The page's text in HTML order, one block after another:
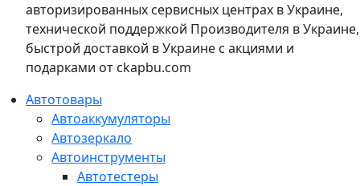
авторизированных сервисных центрах в Украине,
технической поддержкой Производителя в Украине,
быстрой доставкой в Украине с акциями и
подарками от ckapbu.com
Автотовары
Автоаккумуляторы
Автозеркало
Автоинструменты
Автотестеры